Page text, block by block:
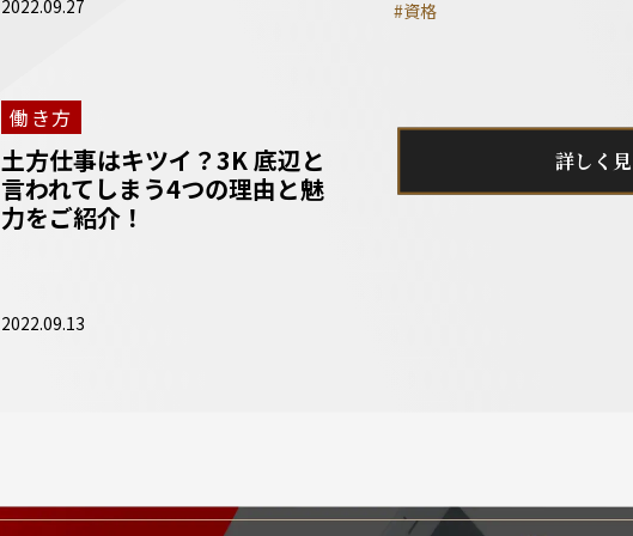
2022.09.27
#資格
働き方
土方仕事はキツイ？3K 底辺と
言われてしまう4つの理由と魅
力をご紹介！
2022.09.13
詳しく